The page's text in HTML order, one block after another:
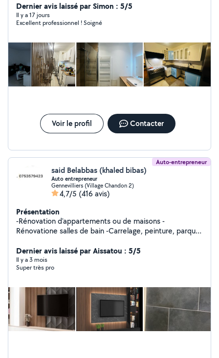
une maison selon les règles de l'art, la decoration est un
jeux que j'aime et que je maîtrise..je peux aussi vous
assister, conseiller, piloter vos travaux afin d optimiser
conseil 07 83 tele 897123 phone
Dernier avis laissé par Simon : 5/5
Il y a 17 jours
Excellent professionnel ! Soigné
Voir le profil Contacter
Auto-entrepreneur
said Belabbas (khaled bibas)
Auto entrepreneur
Gennevilliers (Village Chandon 2)
4,7/5 (416 avis)
Présentation
-Rénovation d'appartements ou de maisons -
Rénovatione salles de bain -Carrelage, peinture, parquet
de meubles, de cuisines et des petits travaux suivant
vos besoins.
Dernier avis laissé par Aissatou : 5/5
Il y a 3 mois
Super très pro